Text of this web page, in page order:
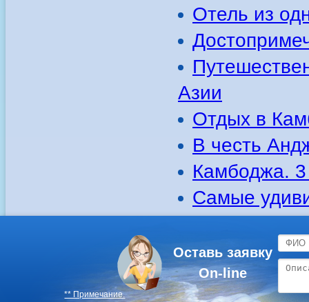
Отель из
Азии
Отдых в
В честь
Камбоджа. 3
Самые
** Примечание.
Оставь заявку
On-line